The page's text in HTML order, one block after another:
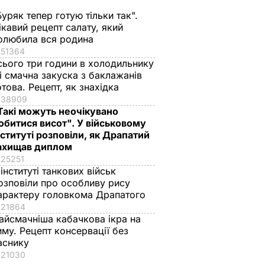
бурі?
тепер готую тільки так".
рецепт салату, який
вся родина
51364
три години в холодильнику
смачна закуска з баклажанів
Рецепт, як знахідка
38909
можуть неочікувано
висот". У військовому
розповіли, як Драпатий
диплом
25251
танкових військ
про особливу рису
головкома Драпатого
21864
кабачкова ікра на
Рецепт консервації без
21030